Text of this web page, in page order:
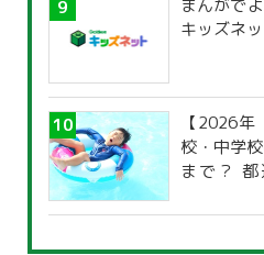
まんがで
キッズネ
【2026
校・中学
まで？ 都